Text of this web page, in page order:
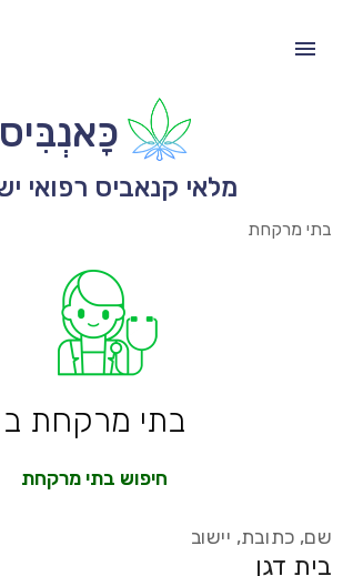
כָּאנְבִּיס
מלאי קנאביס רפואי
בתי מרקחת
בתי מרקחת ב
חיפוש בתי מרקחת
שם, כתובת, יישוב